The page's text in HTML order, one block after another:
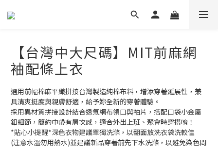
【台灣中大尺碼】MIT前麻網
袖配條上衣
選用前幅棉麻平織拼接台灣製造純棉布料，增添穿著延展性，兼
具清爽挺度與親膚舒適，給予妳全新的穿著體驗。
採用異材質拼接設計結合透氣網布領口與袖片，搭配口袋小金屬
釦細節，簡約中帶有層次感，適合外出上班、聚會時穿搭唷！
*貼心小提醒*深色衣物建議單獨洗滌，以翻面放洗衣袋洗較佳
(注意水溫勿用熱水)並建議新品穿著前先下水洗滌，以避免染色問